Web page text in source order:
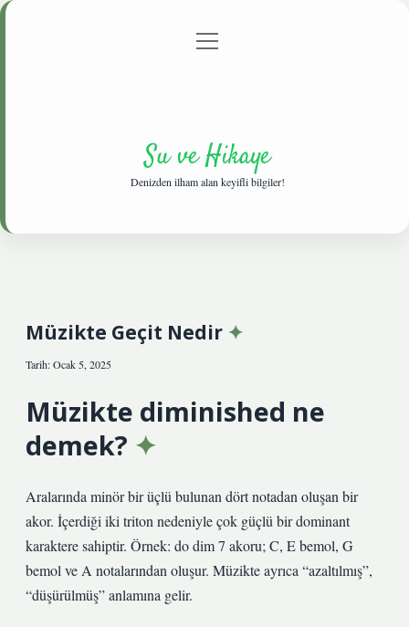
Gizlilik Politikası
menüyü
Su ve Hikaye
Denizden ilham alan keyifli bilgiler!
Müzikte Geçit Nedir
Tarih: Ocak 5, 2025
Müzikte diminished ne
demek?
Aralarında minör bir üçlü bulunan dört notadan oluşan bir
akor. İçerdiği iki triton nedeniyle çok güçlü bir dominant
karaktere sahiptir. Örnek: do dim 7 akoru; C, E bemol, G
bemol ve A notalarından oluşur. Müzikte ayrıca “azaltılmış”,
“düşürülmüş” anlamına gelir.